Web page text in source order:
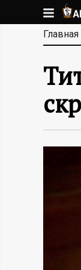
к
основномуА
Н
Т
И
М
Главная